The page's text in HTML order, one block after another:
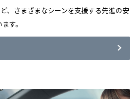
、さまざまなシーンを支援する先進の安
す。